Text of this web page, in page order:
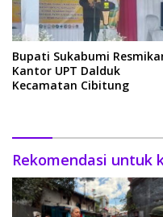
Bupati Sukabumi
Kantor UPT Dalduk
Kecamatan Cibitung
Rekomendasi untuk